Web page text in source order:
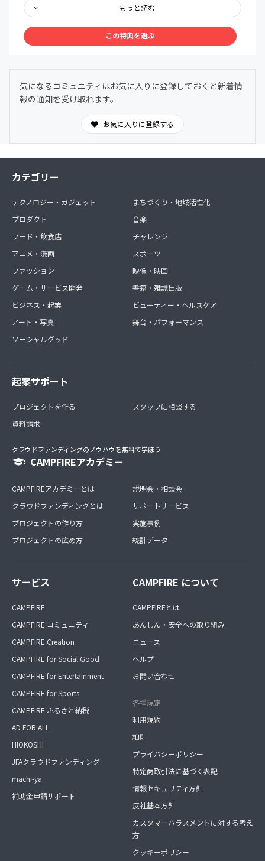
進捗や今後の予定（イベント含む）、公式発表ではお伝え
できない開発の裏側や、キャラクターづくりのエピソード
などお送りします。
して配信されます。
⑤ 主催イベントで優先的に前方席をご用意
対象イベントにおいて、一般参加者より優先的に前方席を
ご案内いたします。
＜注意事項＞
※チケットは有料かつ抽選となります。
※イベント参加に必要な交通費・宿泊費等はご負担くださ
※主催イベント以外は先行受付および前方席優遇の対象外
となります。
※イベント内容や会場構成により、前方席のご案内ができ
ない場合があります。
もっと読む
この特典を選ぶ
気になるコミュニティはお気に入りに登録しておくと新着情
報の通知を受け取れます。
お気に入りに登録する
カテゴリー
テクノロジー・ガジェット
プロダクト
フード・飲食店
アニメ・漫画
ファッション
ゲーム・サービス開発
ビジネス・起業
アート・写真
ソーシャルグッド
まちづくり・地域活性化
音楽
チャレンジ
スポーツ
映像・映画
書籍・雑誌出版
ビューティー・ヘルスケア
舞台・パフォーマンス
起案サポート
プロジェクトを作る
資料請求
スタッフに相談する
クラウドファンディングのノウハウを無料で学ぼう
CAMPFIREアカデミー
CAMPFIREアカデミーとは
クラウドファンディングとは
プロジェクトの作り方
プロジェクトの広め方
説明会・相談会
サポートサービス
実施事例
統計データ
サービス
CAMPFIRE
CAMPFIRE コミュニティ
CAMPFIRE Creation
CAMPFIRE for Social Good
CAMPFIRE for Entertainment
CAMPFIRE for Sports
CAMPFIRE ふるさと納税
AD FOR ALL
HIOKOSHI
JFAクラウドファンディング
machi-ya
補助金申請サポート
CAMPFIRE について
CAMPFIREとは
あんしん・安全への取り組み
ニュース
ヘルプ
お問い合わせ
各種規定
利用規約
細則
プライバシーポリシー
特定商取引法に基づく表記
情報セキュリティ方針
反社基本方針
カスタマーハラスメントに対する考え
方
クッキーポリシー